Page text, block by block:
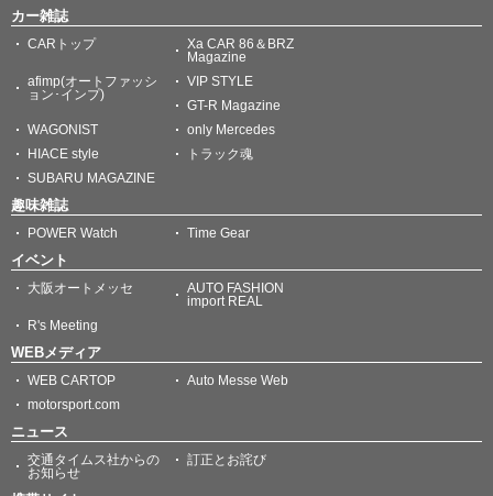
カー雑誌
CARトップ
Xa CAR 86＆BRZ
Magazine
afimp(オートファッシ
ョン･インプ)
VIP STYLE
GT-R Magazine
WAGONIST
only Mercedes
HIACE style
トラック魂
SUBARU MAGAZINE
趣味雑誌
POWER Watch Time Gear
イベント
大阪オートメッセ
AUTO FASHION
import REAL
R's Meeting
WEBメディア
WEB CARTOP
Auto Messe Web
motorsport.com
ニュース
交通タイムス社からの
お知らせ
訂正とお詫び